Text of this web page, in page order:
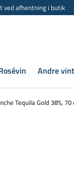
ved afhentning i butik
Andre
Tequila Gold 38%, 70